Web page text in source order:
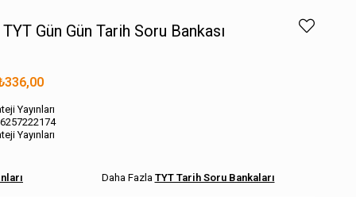
Gün Gün Tarih Soru Bankası
Yayınları
Yayınları
TYT Tarih Soru Bankaları